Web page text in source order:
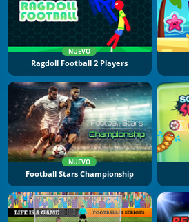
NUEVO
Ragdoll Football 2 Players
NUEVO
Football Stars Championship